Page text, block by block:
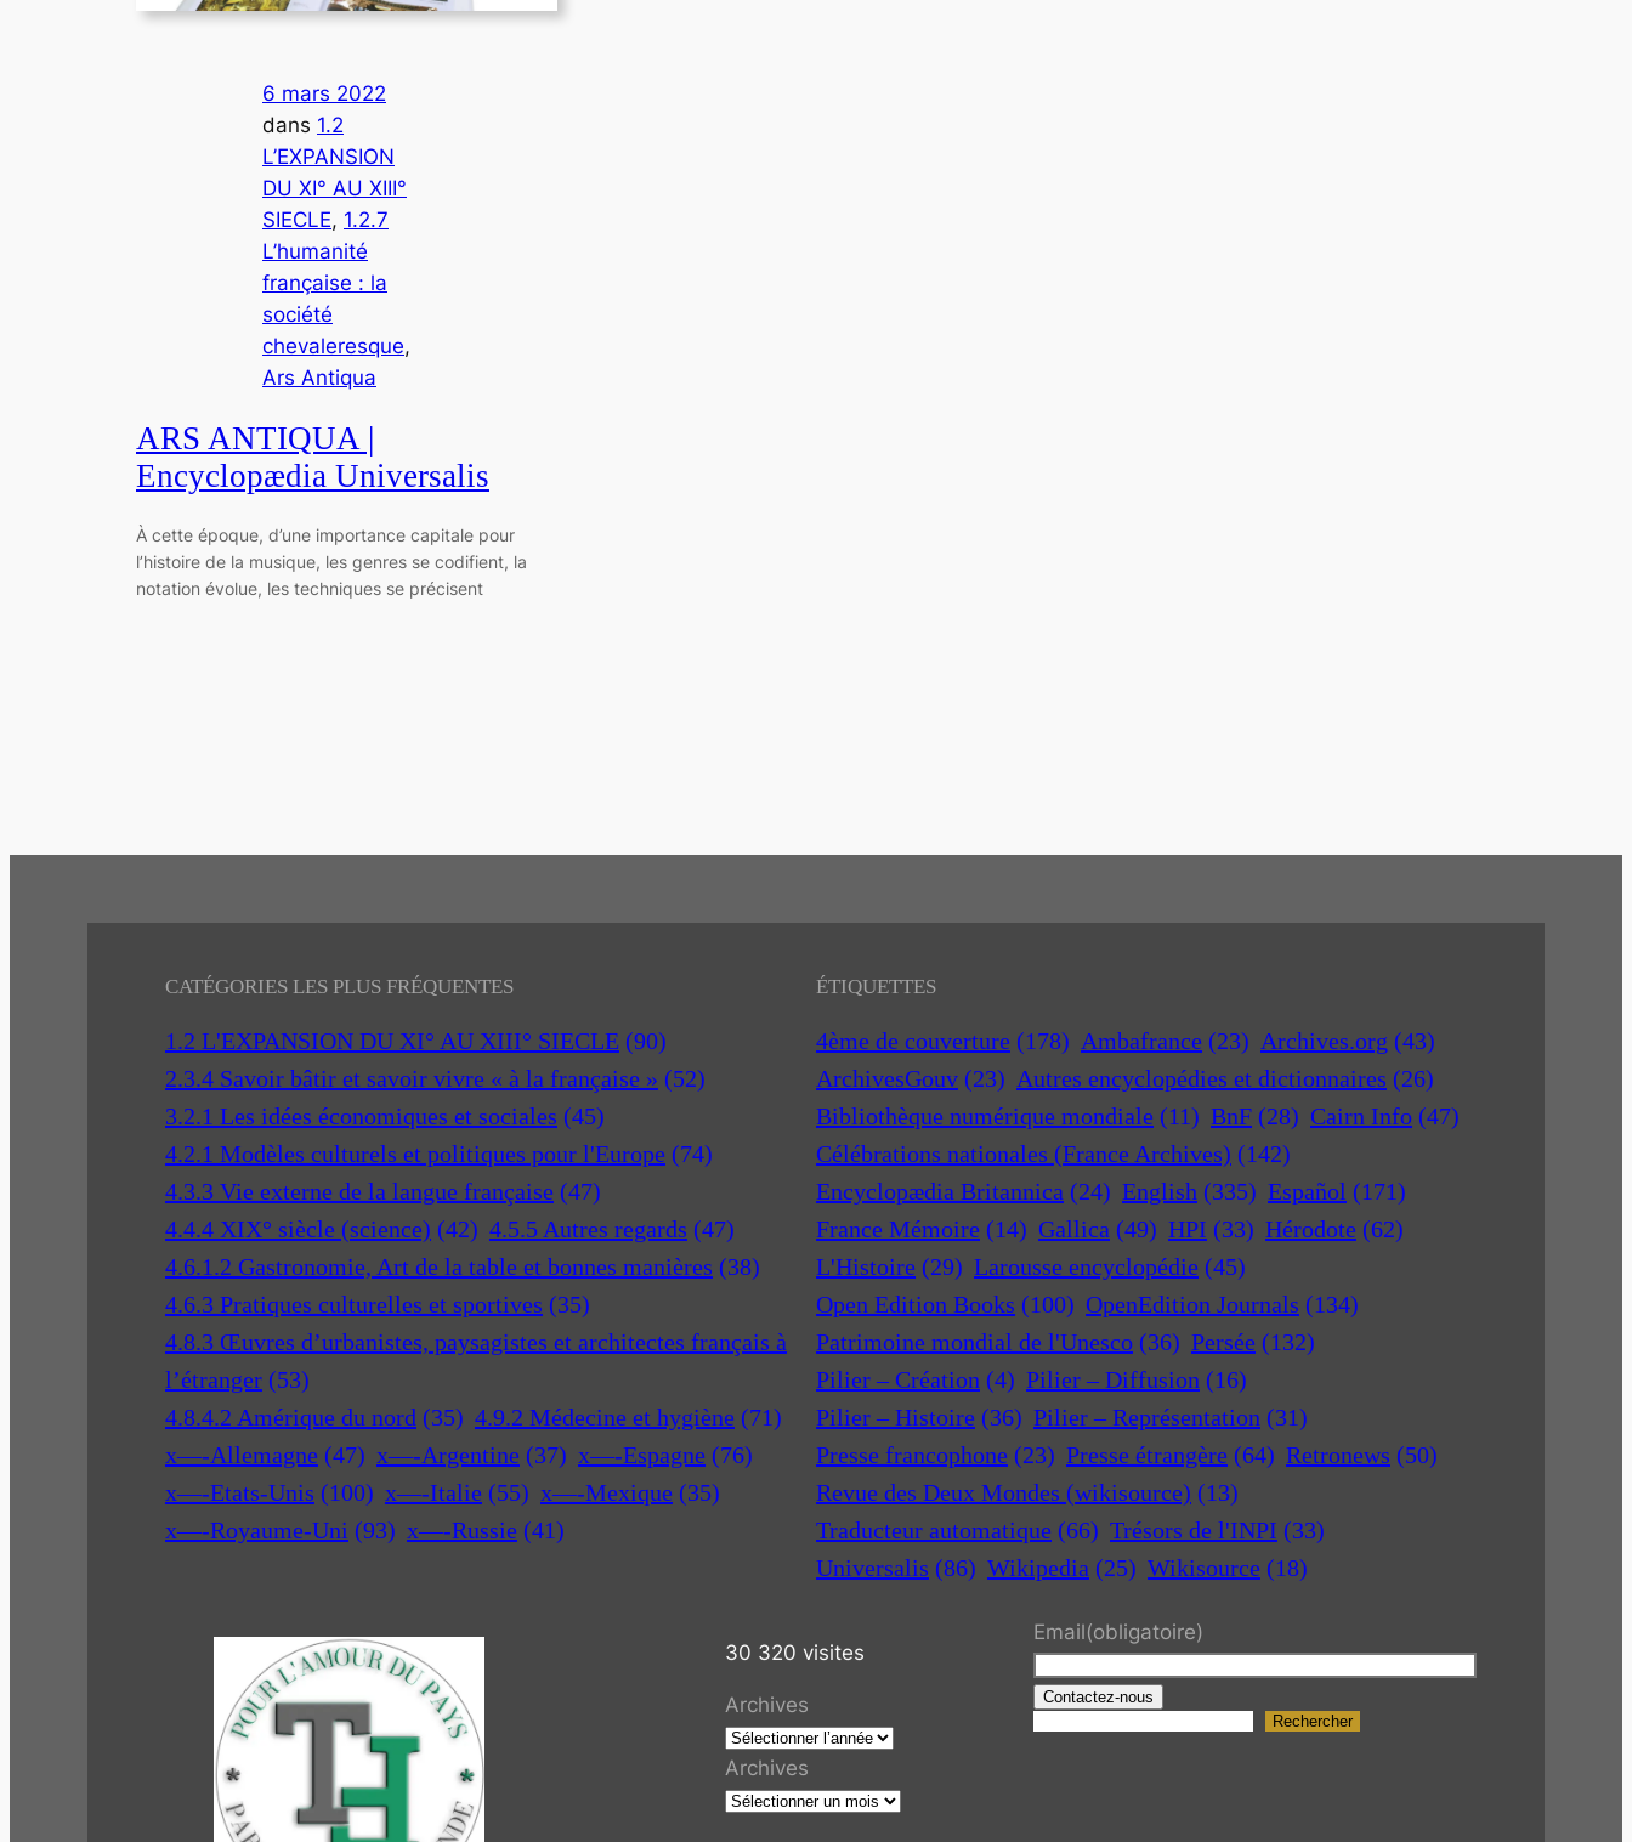
6 mars 2022
dans 1.2
L’EXPANSION
DU XI° AU XIII°
SIECLE, 1.2.7
L’humanité
française : la
société
chevaleresque
Ars Antiqua
ARS ANTIQUA |
Encyclopædia Universalis
À cette époque, d’une importance capitale pour
l’histoire de la musique, les genres se codifient, la
notation évolue, les techniques se précisent
CATÉGORIES LES PLUS FRÉQUENTES
1.2 L'EXPANSION DU XI° AU XIII° SIECLE (90)
2.3.4 Savoir bâtir et savoir vivre « à la française » (52)
3.2.1 Les idées économiques et sociales (45)
4.2.1 Modèles culturels et politiques pour l'Europe (74)
4.3.3 Vie externe de la langue française (47)
4.4.4 XIX° siècle (science) (42) 4.5.5 Autres regards (47)
4.6.1.2 Gastronomie, Art de la table et bonnes manières (38)
4.6.3 Pratiques culturelles et sportives (35)
4.8.3 Œuvres d’urbanistes, paysagistes et architectes français à
l’étranger (53)
4.8.4.2 Amérique du nord (35) 4.9.2 Médecine et hygiène (71)
x—-Allemagne (47) x—-Argentine (37) x—-Espagne (76)
x—-Etats-Unis (100) x—-Italie (55) x—-Mexique (35)
x—-Royaume-Uni (93) x—-Russie (41)
ÉTIQUETTES
4ème de couverture (178) Ambafrance (23) Archives.org (43)
ArchivesGouv (23) Autres encyclopédies et dictionnaires (26)
Bibliothèque numérique mondiale (11) BnF (28) Cairn Info (47)
Célébrations nationales (France Archives) (142)
Encyclopædia Britannica (24) English (335) Español (171)
France Mémoire (14) Gallica (49) HPI (33) Hérodote (62)
L'Histoire (29) Larousse encyclopédie (45)
Open Edition Books (100) OpenEdition Journals (134)
Patrimoine mondial de l'Unesco (36) Persée (132)
Pilier – Création (4) Pilier – Diffusion (16)
Pilier – Histoire (36) Pilier – Représentation (31)
Presse francophone (23) Presse étrangère (64) Retronews (50)
Revue des Deux Mondes (wikisource) (13)
Traducteur automatique (66) Trésors de l'INPI (33)
Universalis (86) Wikipedia (25) Wikisource (18)
30 320 visites
Archives
Archives
Email(obligatoire)
Contactez-nous
R
Rechercher